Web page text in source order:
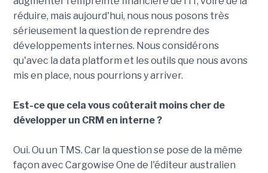
réduire, mais aujourd'hui, nous nous posons très
sérieusement la question de reprendre des
développements internes. Nous considérons
qu'avec la data platform et les outils que nous avons
mis en place, nous pourrions y arriver.
Est-ce que cela vous coûterait moins cher de
développer un CRM en interne ?
Oui. Ou un TMS. Car la question se pose de la même
façon avec Cargowise One de l'éditeur australien